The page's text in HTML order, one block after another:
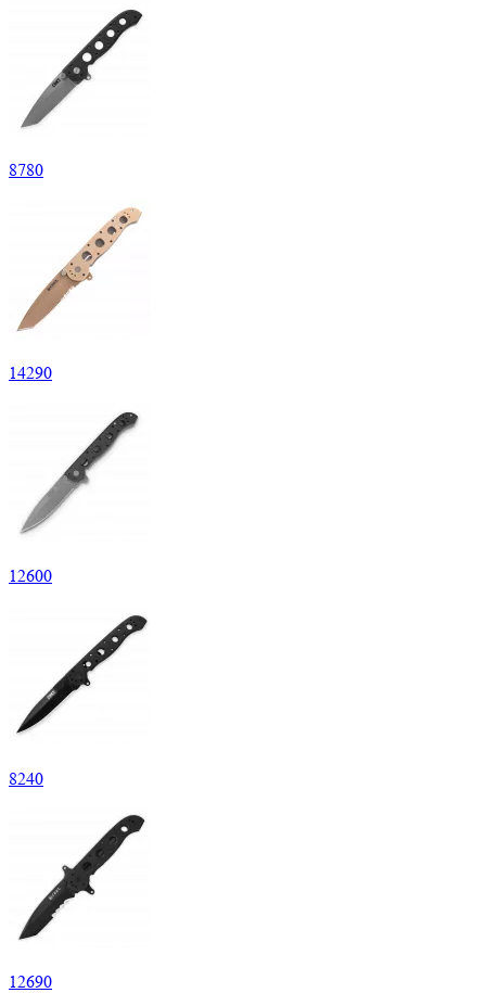
8780
14290
12600
8240
12690